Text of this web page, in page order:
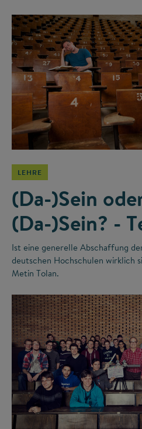
LEHRE
(Da-)Sein
(Da-)Sein? -
Ist eine generelle Abschaffung
deutschen Hochschulen wirklich
Metin Tolan.